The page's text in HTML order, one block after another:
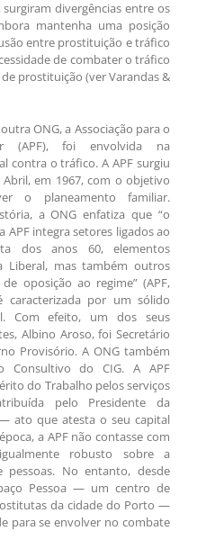
divergências entre os
mantenha uma posição
entre prostituição e tráfico
de combater o tráfico
prostituição (ver Varandas &
ONG, a Associação para o
(APF), foi envolvida na
contra o tráfico. A APF surgiu
em 1967, com o objetivo
o planeamento familiar.
a ONG enfatiza que “o
integra setores ligados ao
dos anos 60, elementos
Liberal, mas também outros
oposição ao regime” (APF,
caracterizada por um sólido
Com efeito, um dos seus
Albino Aroso, foi Secretário
Provisório. A ONG também
Consultivo do CIG. A APF
do Trabalho pelos serviços
pelo Presidente da
ato que atesta o seu capital
a APF não contasse com
robusto sobre a
No entanto, desde
Pessoa — um centro de
da cidade do Porto —
para se envolver no combate